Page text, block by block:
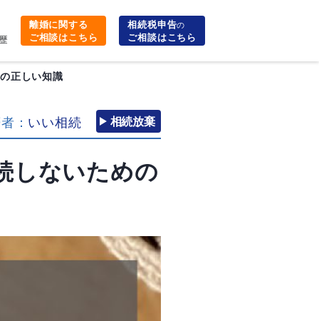
離婚に関する
ご相談はこちら
相続税申告の
ご相談はこちら
正しい知識
： いい相続 相続放棄
しないための